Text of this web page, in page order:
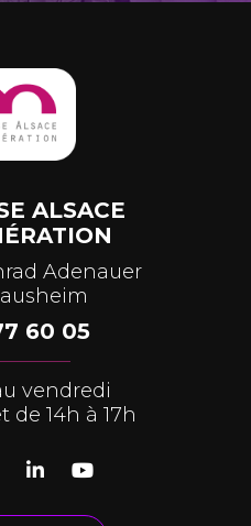
ALSACE
Adenauer
60 05
vendredi
de 14h à 17h